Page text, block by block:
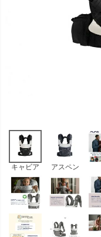
キャビア アスペン